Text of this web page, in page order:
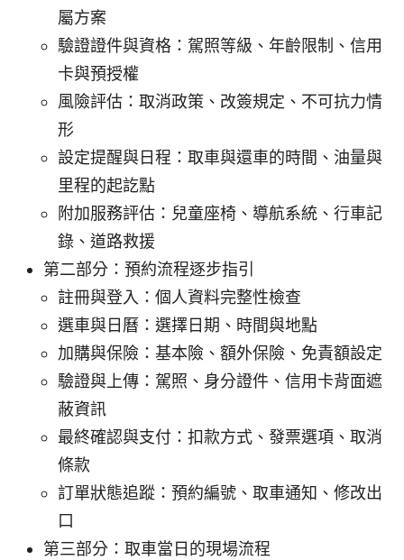
屬方案
驗證證件與資格：駕照等級、年齡限制、信用
卡與預授權
風險評估：取消政策、改簽規定、不可抗力情
形
設定提醒與日程：取車與還車的時間、油量與
里程的起訖點
附加服務評估：兒童座椅、導航系統、行車記
錄、道路救援
第二部分：預約流程逐步指引
註冊與登入：個人資料完整性檢查
選車與日曆：選擇日期、時間與地點
加購與保險：基本險、額外保險、免責額設定
驗證與上傳：駕照、身分證件、信用卡背面遮
蔽資訊
最終確認與支付：扣款方式、發票選項、取消
條款
訂單狀態追蹤：預約編號、取車通知、修改出
口
第三部分：取車當日的現場流程